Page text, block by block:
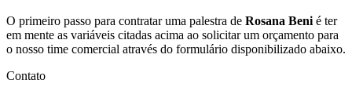
O primeiro passo para contratar uma palestra de Rosana Beni é ter
em mente as variáveis citadas acima ao solicitar um orçamento para
o nosso time comercial através do formulário disponibilizado abaixo.
Contato